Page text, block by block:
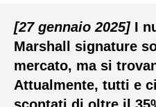
[27 gennaio 2025] I
Marshall signature
mercato, ma si
Attualmente, tutti e